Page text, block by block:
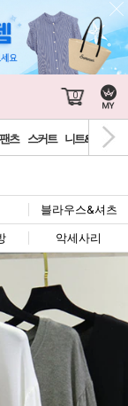
0
팬츠 스커트 니트&가디건
블라우스&셔츠
악세사리